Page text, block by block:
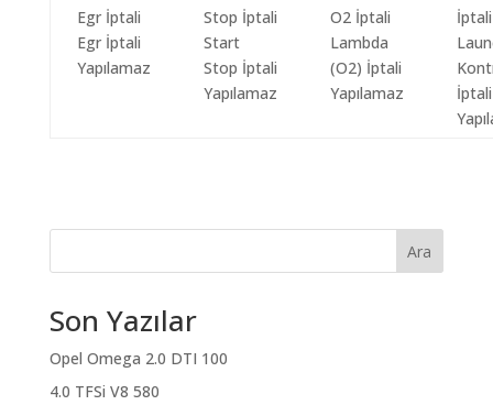
Egr İptali
Yapılamaz
Start
Stop İptali
Yapılamaz
Lambda
(O2) İptali
Yapılamaz
İptali
Ara
Son Yazılar
Opel Omega 2.0 DTI 100
4.0 TFSi V8 580